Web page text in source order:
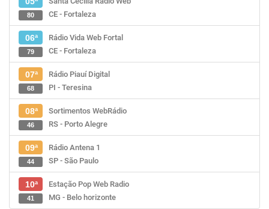
CE - Fortaleza
80
06ª
Rádio Vida Web Fortal
CE - Fortaleza
79
07ª
Rádio Piauí Digital
PI - Teresina
68
08ª
Sortimentos WebRádio
RS - Porto Alegre
46
09ª
Rádio Antena 1
SP - São Paulo
44
10ª
Estação Pop Web Radio
MG - Belo horizonte
41